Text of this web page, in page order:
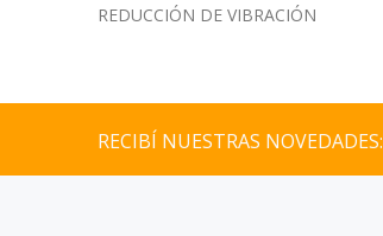
REDUCCIÓN DE VIBRACIÓN
RECIBÍ NUESTRAS NOVEDADES: